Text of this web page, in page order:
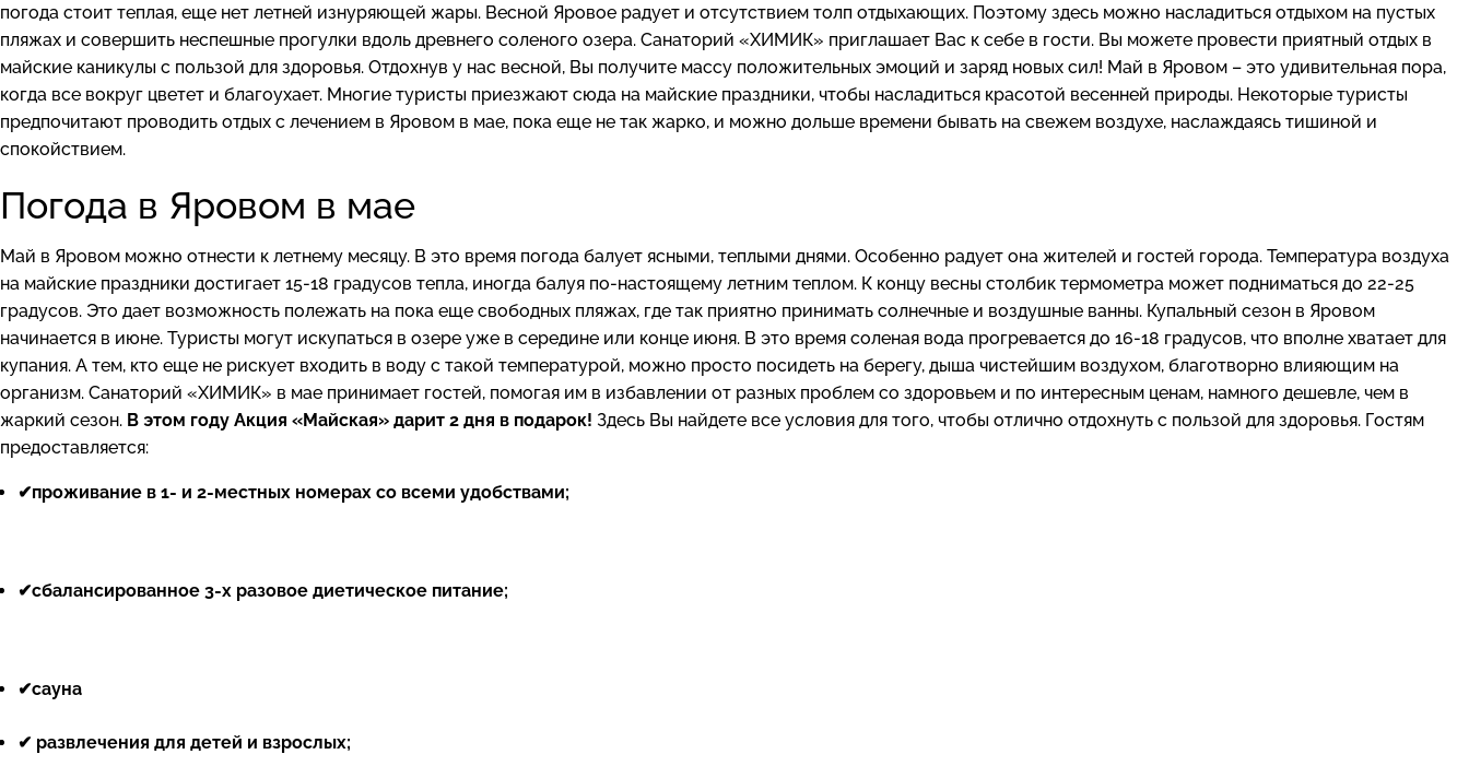
погода стоит теплая, еще нет летней изнуряющей жары. Весной Яровое радует и отсутствием толп отдыхающих. Поэтому здесь можно насладиться отдыхом на пустых
пляжах и совершить неспешные прогулки вдоль древнего соленого озера. Санаторий «ХИМИК» приглашает Вас к себе в гости. Вы можете провести приятный отдых в
майские каникулы с пользой для здоровья. Отдохнув у нас весной, Вы получите массу положительных эмоций и заряд новых сил! Май в Яровом – это удивительная пора,
когда все вокруг цветет и благоухает. Многие туристы приезжают сюда на майские праздники, чтобы насладиться красотой весенней природы. Некоторые туристы
предпочитают проводить отдых с лечением в Яровом в мае, пока еще не так жарко, и можно дольше времени бывать на свежем воздухе, наслаждаясь тишиной и
спокойствием.
Погода в Яровом в мае
Май в Яровом можно отнести к летнему месяцу. В это время погода балует ясными, теплыми днями. Особенно радует она жителей и гостей города. Температура воздуха
на майские праздники достигает 15-18 градусов тепла, иногда балуя по-настоящему летним теплом. К концу весны столбик термометра может подниматься до 22-25
градусов. Это дает возможность полежать на пока еще свободных пляжах, где так приятно принимать солнечные и воздушные ванны. Купальный сезон в Яровом
начинается в июне. Туристы могут искупаться в озере уже в середине или конце июня. В это время соленая вода прогревается до 16-18 градусов, что вполне хватает для
купания. А тем, кто еще не рискует входить в воду с такой температурой, можно просто посидеть на берегу, дыша чистейшим воздухом, благотворно влияющим на
организм. Санаторий «ХИМИК» в мае принимает гостей, помогая им в избавлении от разных проблем со здоровьем и по интересным ценам, намного дешевле, чем в
жаркий сезон. В этом году Акция «Майская» дарит 2 дня в подарок! Здесь Вы найдете все условия для того, чтобы отлично отдохнуть с пользой для здоровья. Гостям
предоставляется:
✔проживание в 1- и 2-местных номерах со всеми удобствами;
✔сбалансированное 3-х разовое диетическое питание;
✔сауна
✔ развлечения для детей и взрослых;